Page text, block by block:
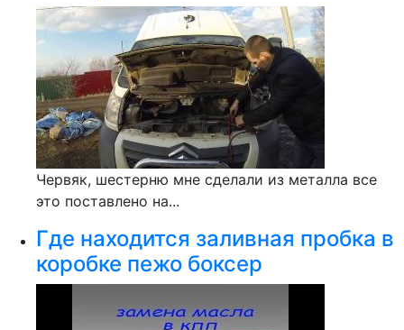
Червяк, шестерню мне сделали из металла все
это поставлено на...
Где находится заливная пробка в
коробке пежо боксер